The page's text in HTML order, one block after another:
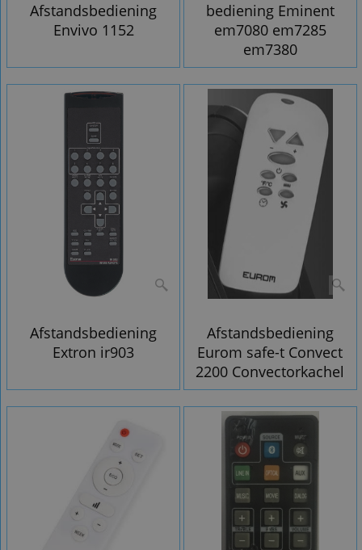
Afstandsbediening
Envivo 1152
bediening Eminent
em7080 em7285
em7380
Afstandsbediening
Extron ir903
Afstandsbediening
Eurom safe-t Convect
2200 Convectorkachel